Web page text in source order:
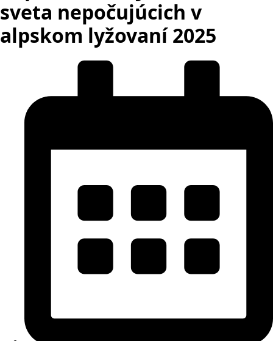
sveta nepočujúcich v
alpskom lyžovaní 2025